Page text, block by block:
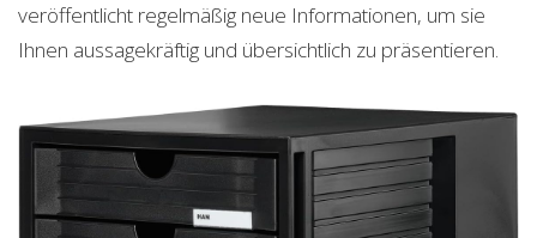
veröffentlicht regelmäßig neue Informationen, um sie
Ihnen aussagekräftig und übersichtlich zu präsentieren.